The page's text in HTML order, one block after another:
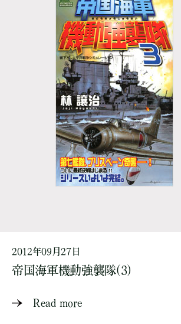
2012年09月27日
帝国海軍機動強襲隊(3)
Read more